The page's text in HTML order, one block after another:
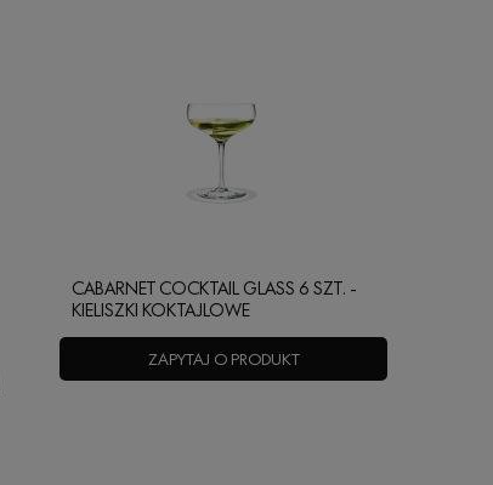
CABARNET COCKTAIL GLASS 6 SZT. -
KIELISZKI KOKTAJLOWE
ZAPYTAJ O PRODUKT